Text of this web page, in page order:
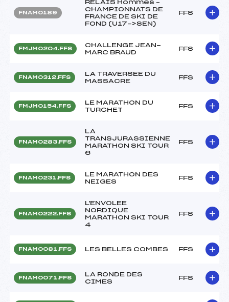
FNAM0189
RELAIS Hommes –
CHAMPIONNATS DE
FRANCE DE SKI DE
FOND (U17->SEN)
FFS
FMJM0204.FFS
CHALLENGE JEAN-
MARC BRAUD
FFS
FNAM0312.FFS
LA TRAVERSEE DU
MASSACRE
FFS
FMJM0154.FFS
LE MARATHON DU
TURCHET
FFS
FNAM0283.FFS
LA
TRANSJURASSIENNE
MARATHON SKI TOUR
6
FFS
FNAM0231.FFS
LE MARATHON DES
NEIGES
FFS
FNAM0222.FFS
L'ENVOLEE
NORDIQUE
MARATHON SKI TOUR
4
FFS
FNAM0081.FFS LES BELLES COMBES FFS
FNAM0071.FFS
LA RONDE DES
CIMES
FFS